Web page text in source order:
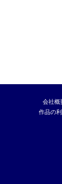
会社概
作品の